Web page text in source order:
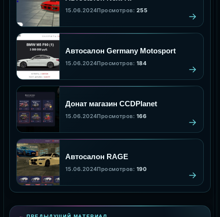
15.06.2024Просмотров: 255
Автосалон Germany Motosport
15.06.2024Просмотров: 184
Донат магазин ССDPlanet
15.06.2024Просмотров: 166
Автосалон RAGE
15.06.2024Просмотров: 190